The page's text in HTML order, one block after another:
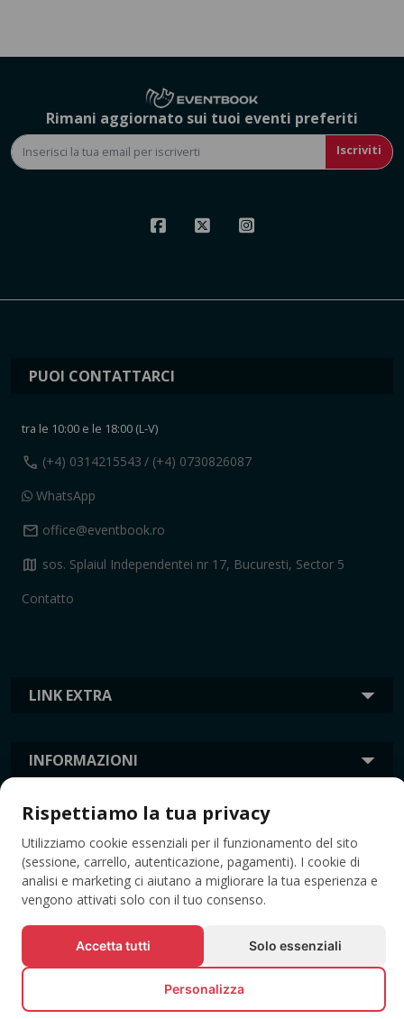
Rimani aggiornato sui tuoi eventi preferiti
Iscriviti
LINK EXTRA
INFORMAZIONI
PUOI CONTATTARCI
tra le 10:00 e le 18:00 (L-V)
call (+4) 0314215543 / (+4) 0730826087
WhatsApp
mail office@eventbook.ro
map sos. Splaiul Independentei nr 17, Bucuresti, Sector 5
Contatto
TAG
© Tutti i diritti riservati EVENTBOOK SRL.
Rispettiamo la tua privacy
Utilizziamo cookie essenziali per il funzionamento del sito
(sessione, carrello, autenticazione, pagamenti). I cookie di
analisi e marketing ci aiutano a migliorare la tua esperienza e
vengono attivati solo con il tuo consenso.
Accetta tutti Solo essenziali
Personalizza